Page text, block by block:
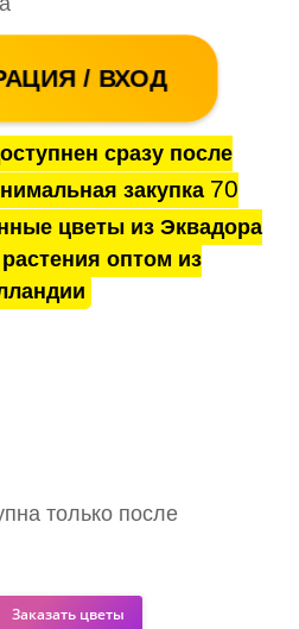
/ ВХОД
сразу после
закупка 70
цветы из Эквадора
оптом из
только после
Заказать цветы